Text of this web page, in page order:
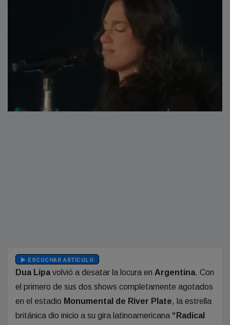
ESCUCHAR ARTÍCULO
Dua Lipavolvió a desatar la locura en Argentina. Con
el primero de sus dos shows completamente agotados
en el estadio Monumental de River Plate, la estrella
británica dio inicio a su gira latinoamericana “Radical